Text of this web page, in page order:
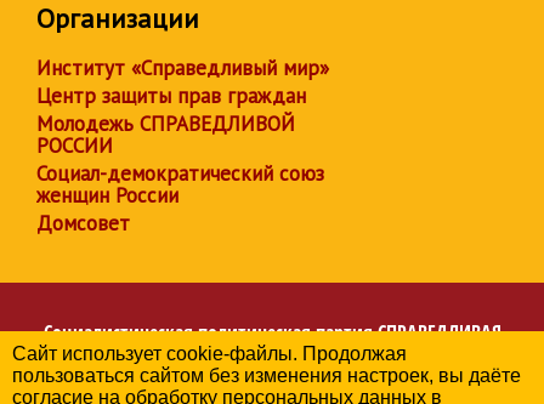
Организации
Институт «Справедливый мир»
Центр защиты прав граждан
Молодежь СПРАВЕДЛИВОЙ
РОССИИ
Социал-демократический союз
женщин России
Домсовет
Социалистическая политическая партияСПРАВЕДЛИВАЯ
РОССИЯ
Региональное отделение партии в Республике Дагестан
Сайт использует cookie-файлы. Продолжая
пользоваться сайтом без изменения настроек, вы даёте
согласие на обработку персональных данных в